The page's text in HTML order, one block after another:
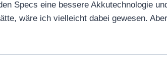
Specs eine bessere Akkutechnologie
wäre ich vielleicht dabei gewesen.